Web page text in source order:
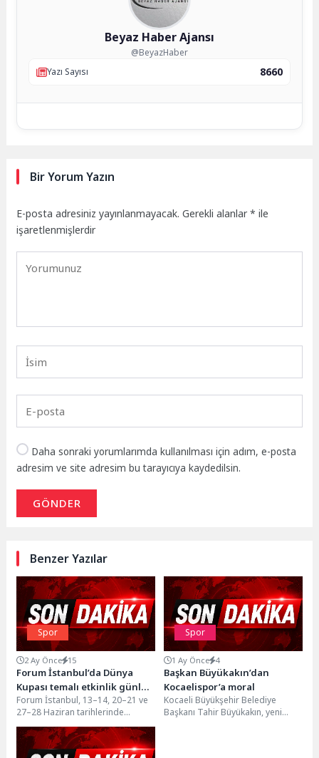
Beyaz Haber Ajansı
@BeyazHaber
Yazı Sayısı
8660
Bir Yorum Yazın
E-posta adresiniz yayınlanmayacak. Gerekli alanlar* ile
işaretlenmişlerdir
Daha sonraki yorumlarımda kullanılması için adım, e-posta
adresim ve site adresim bu tarayıcıya kaydedilsin.
GÖNDER
Benzer Yazılar
Spor
2 Ay Önce 15
Forum İstanbul’da Dünya
Kupası temalı etkinlik günleri
başlıyor
Forum İstanbul, 13–14, 20–21 ve
27–28 Haziran tarihlerinde
düzenlenecek özel etkinlik
serisiyle Dünya Kupası
heyecanını...
Spor
1 Ay Önce 4
Başkan Büyükakın’dan
Kocaelispor’a moral
Kocaeli Büyükşehir Belediye
Başkanı Tahir Büyükakın, yeni